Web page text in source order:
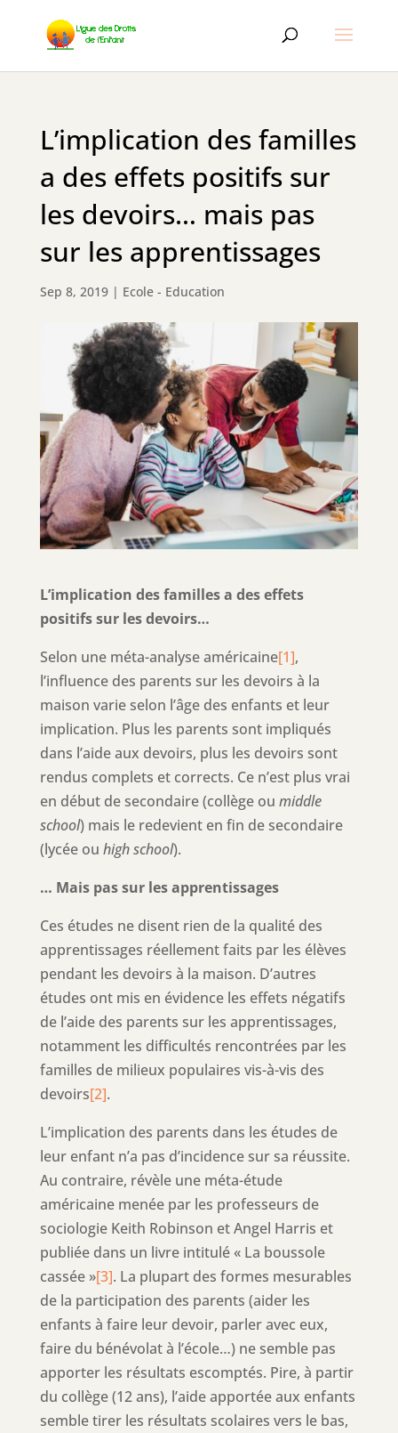
L’implication des familles
a des effets positifs sur
les devoirs… mais pas
sur les apprentissages
Sep 8, 2019| Ecole - Education
L’implication des familles a des effets
positifs sur les devoirs…
Selon une méta-analyse américaine[1],
l’influence des parents sur les devoirs à la
maison varie selon l’âge des enfants et leur
implication. Plus les parents sont impliqués
dans l’aide aux devoirs, plus les devoirs sont
rendus complets et corrects. Ce n’est plus vrai
en début de secondaire (collège ou middle
school) mais le redevient en fin de secondaire
(lycée ou high school).
… Mais pas sur les apprentissages
Ces études ne disent rien de la qualité des
apprentissages réellement faits par les élèves
pendant les devoirs à la maison. D’autres
études ont mis en évidence les effets négatifs
de l’aide des parents sur les apprentissages,
notamment les difficultés rencontrées par les
familles de milieux populaires vis-à-vis des
devoirs[2].
L’implication des parents dans les études de
leur enfant n’a pas d’incidence sur sa réussite.
Au contraire, révèle une méta-étude
américaine menée par les professeurs de
sociologie Keith Robinson et Angel Harris et
publiée dans un livre intitulé « La boussole
cassée »[3]. La plupart des formes mesurables
de la participation des parents (aider les
enfants à faire leur devoir, parler avec eux,
faire du bénévolat à l’école…) ne semble pas
apporter les résultats escomptés. Pire, à partir
du collège (12 ans), l’aide apportée aux enfants
semble tirer les résultats scolaires vers le bas,